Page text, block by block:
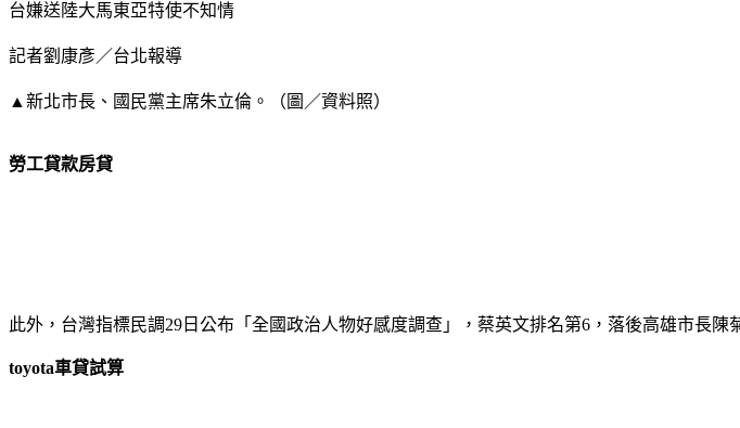
台嫌送陸大馬東亞特使不知情
記者劉康彥／台北報導
▲新北市長、國民黨主席朱立倫。（圖／資料照）
勞工貸款房貸
此外，台灣指標民調29日公布「全國政治人物好感度調查」，蔡英文排名第6，落後高雄市長
toyota車貸試算